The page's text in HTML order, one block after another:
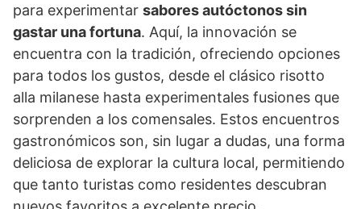
para experimentar sabores autóctonos sin
gastar una fortuna. Aquí, la innovación se
encuentra con la tradición, ofreciendo opciones
para todos los gustos, desde el clásico risotto
alla milanese hasta experimentales fusiones que
sorprenden a los comensales. Estos encuentros
gastronómicos son, sin lugar a dudas, una forma
deliciosa de explorar la cultura local, permitiendo
que tanto turistas como residentes descubran